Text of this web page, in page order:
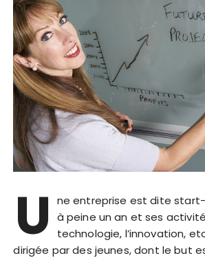
U
ne entreprise est dite
à peine un an et ses
technologie, l’innovation,
dirigée par des jeunes, dont le but